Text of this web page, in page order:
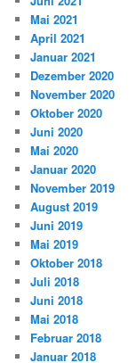
Mai 2021
April 2021
Januar 2021
Dezember 2020
November 2020
Oktober 2020
Juni 2020
Mai 2020
Januar 2020
November 2019
August 2019
Juni 2019
Mai 2019
Oktober 2018
Juli 2018
Juni 2018
Mai 2018
Februar 2018
Januar 2018